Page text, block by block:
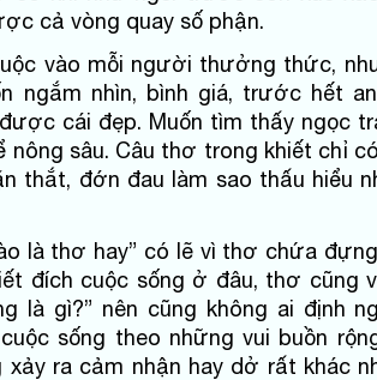
cả vòng quay số phận.
vào mỗi người thưởng thức,
ngắm nhìn, bình giá, trước hết
cái đẹp. Muốn tìm thấy ngọc
nông sâu. Câu thơ trong khiết chỉ
thắt, đớn đau làm sao thấu hiểu
là thơ hay” có lẽ vì thơ chứa
đích cuộc sống ở đâu, thơ cũng
là gì?” nên cũng không ai định
sống theo những vui buồn
ra cảm nhận hay dở rất khác